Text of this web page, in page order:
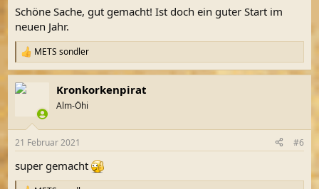
:
Schöne Sache, gut gemacht! Ist doch ein guter Start im
neuen Jahr.
R
e
a
k
e
:
METS sondler
Kronkorkenpirat
Alm-Öhi
21 Februar 2021 #6
super gemacht